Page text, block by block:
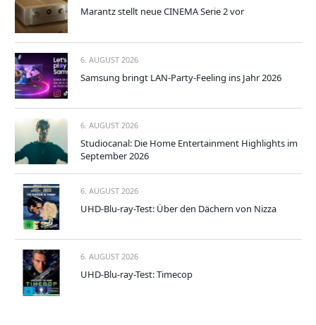
Marantz stellt neue CINEMA Serie 2 vor
6. AUGUST 2026
Samsung bringt LAN-Party-Feeling ins Jahr 2026
6. AUGUST 2026
Studiocanal: Die Home Entertainment Highlights im
September 2026
6. AUGUST 2026
UHD-Blu-ray-Test: Über den Dächern von Nizza
6. AUGUST 2026
UHD-Blu-ray-Test: Timecop